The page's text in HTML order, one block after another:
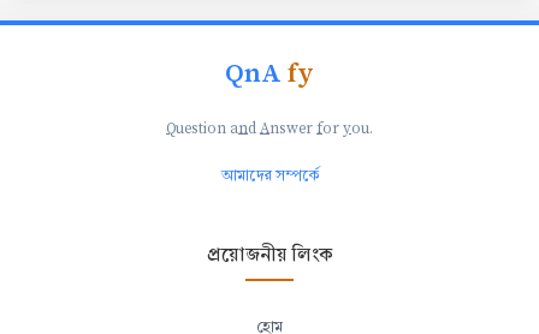
QnAfy
Question andAnswer foryou.
আমাদের সম্পর্কে
প্রয়োজনীয় লিংক
হোম